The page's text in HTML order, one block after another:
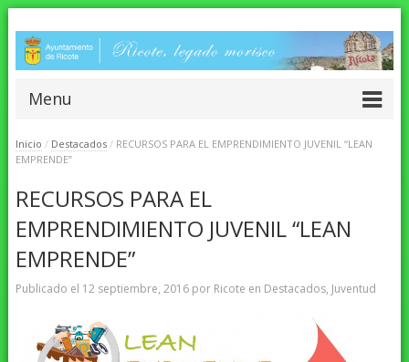
Menu
Inicio / Destacados / RECURSOS PARA EL EMPRENDIMIENTO JUVENIL “LEAN
EMPRENDE”
RECURSOS PARA EL
EMPRENDIMIENTO JUVENIL “LEAN
EMPRENDE”
Publicado el 12 septiembre, 2016por Ricote en Destacados, Juventud